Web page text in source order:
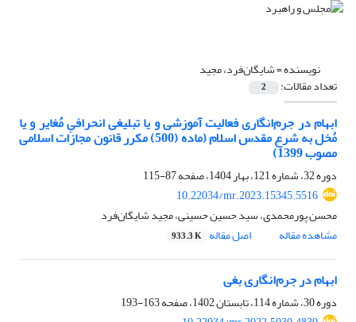
نویسنده =شایگان‌فرد، مجید
تعداد مقالات: 2
ابهام در جرم‌انگاری فعالیت آموزشی و یا تبلیغی انحرافیِ مُغایر و یا
مُخل به شرع مقدس اسلام (ماده (500) مکرر قانون مجازات اسلامی
مصوب 1399)
دوره 32، شماره 121، بهار 1404، صفحه
87-115
10.22034/mr.2023.15345.5516
محسن پورمحمدی، سید حسین حسینی، مجید شایگان‌فرد
مشاهده مقاله
اصل مقاله 933.3 K
ابهام در جرم‌انگاری بغی
دوره 30، شماره 114، تابستان 1402، صفحه
163-193